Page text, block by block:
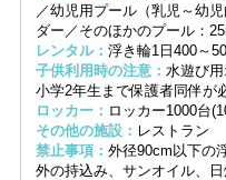
／幼児用プール（乳児～幼
ダー／そのほかのプール：
レンタル： 浮き輪1日400～
子供利用時の注意： 水遊び用
小学2年生まで保護者同伴が
ロッカー： ロッカー1000台
その他の施設： レストラン
禁止事項： 外径90cm以下の
外の持込み、サンオイル、